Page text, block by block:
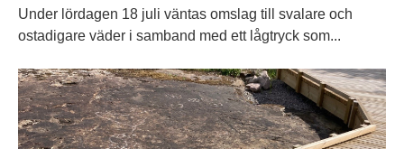
Under lördagen 18 juli väntas omslag till svalare och
ostadigare väder i samband med ett lågtryck som...